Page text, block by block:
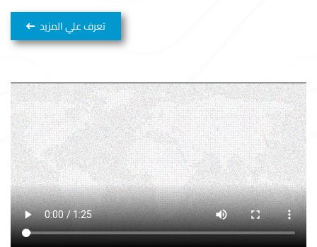
تعرف علي المزيد